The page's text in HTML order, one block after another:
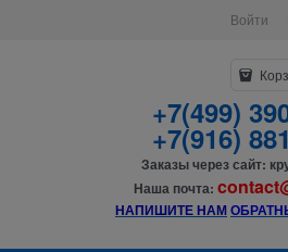
Войти
+7(499)
+7(916)
Заказы через сайт:
Наша почта:
НАПИШИТЕ НАМО